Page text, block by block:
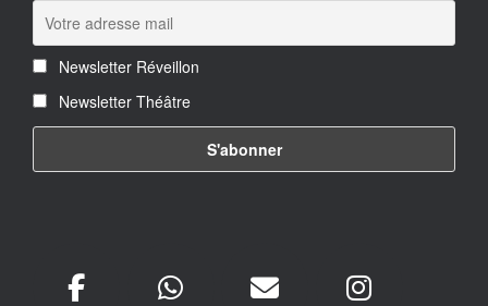
Newsletter Réveillon
Newsletter Théâtre